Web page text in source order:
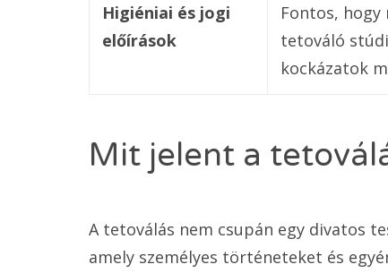
Higiéniai és jogi
előírások
Fontos,
tetováló
kockázatok
Mit jelent a
A tetoválás nem csupán egy divatos
amely személyes történeteket és